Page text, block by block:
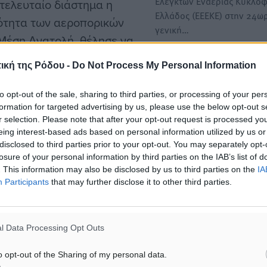
της Ρόδου - Do Not Process My Personal Information
opt-out of the sale, sharing to third parties, or processing of your
for targeted advertising by us, please use the below opt-out
selection. Please note that after your opt-out request is processed
interest-based ads based on personal information utilized by us
to third parties prior to your opt-out. You may separately
of your personal information by third parties on the IAB’s list of
This information may also be disclosed by us to third parties on the
Participants that may further disclose it to other third parties.
Data Processing Opt Outs
opt-out of the Sharing of my personal data.
διάστημα η
των αεροπορικών
Ανατολή, θέλησε να
με δήλωσή του ο
πρακτόρων
διαψεύδοντας τα
σε καύσιμα και
το Ηνωμένο Βασίλειο
για τις
καθημερινά και οι
τους.
Ελλάδος (ΕΕΕΚΕ) στην
γενική…
Ακυρώσεις πτήσεων της SKY
λόγω απεργίας
Η SKY express ανακοίνωσε
ακύρωση όλων των
προγραμματισμένων
για…
Συνεχίζονται οι ακυρώσεις
της Μέσης Ανατολής